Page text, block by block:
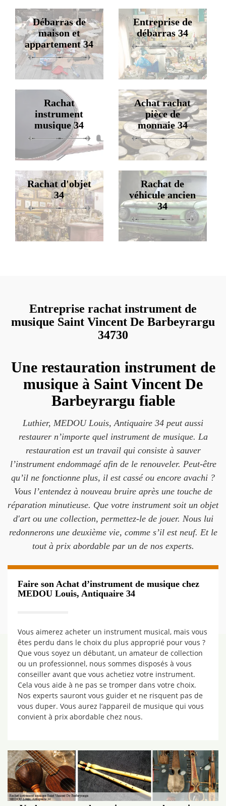
Débarras de
maison et
appartement 34
Entreprise de
débarras 34
Rachat
instrument
musique 34
Achat rachat
pièce de
monnaie 34
Rachat d'objet
34
Rachat de
véhicule ancien
34
Entreprise rachat instrument de
musique Saint Vincent De Barbeyrargu
34730
Une restauration instrument de
musique à Saint Vincent De
Barbeyrargu fiable
Luthier, MEDOU Louis, Antiquaire 34 peut aussi
restaurer n’importe quel instrument de musique. La
restauration est un travail qui consiste à sauver
l’instrument endommagé afin de le renouveler. Peut-être
qu’il ne fonctionne plus, il est cassé ou encore avachi ?
Vous l’entendez à nouveau bruire après une touche de
réparation minutieuse. Que votre instrument soit un objet
d'art ou une collection, permettez-le de jouer. Nous lui
redonnerons une deuxième vie, comme s’il est neuf. Et le
tout à prix abordable par un de nos experts.
Faire son Achat d’instrument de musique chez
MEDOU Louis, Antiquaire 34
Vous aimerez acheter un instrument musical, mais vous
êtes perdu dans le choix du plus approprié pour vous ?
Que vous soyez un débutant, un amateur de collection
ou un professionnel, nous sommes disposés à vous
conseiller avant que vous achetiez votre instrument.
Cela vous aide à ne pas se tromper dans votre choix.
Nos experts sauront vous guider et ne risquent pas de
vous duper. Vous aurez l’appareil de musique qui vous
convient à prix abordable chez nous.